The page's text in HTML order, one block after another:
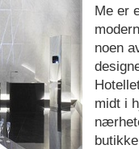
Maps
correctly.
website?
Me er
noen
midt i